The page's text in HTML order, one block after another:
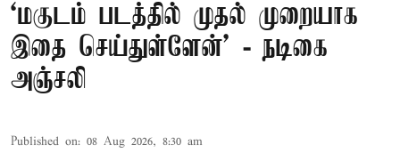
‘மகுடம் படத்தில் முதல் முறையாக
இதை செய்துள்ளேன்’ - நடிகை
அஞ்சலி
Published on: 08 Aug 2026, 8:30 am